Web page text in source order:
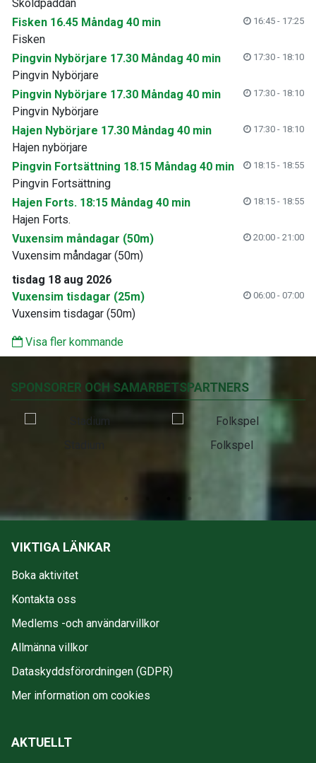
Sköldpaddan
Fisken 16.45 Måndag 40 min
16:45 - 17:25
Fisken
Pingvin Nybörjare 17.30 Måndag 40 min
17:30 - 18:10
Pingvin Nybörjare
Pingvin Nybörjare 17.30 Måndag 40 min
17:30 - 18:10
Pingvin Nybörjare
Hajen Nybörjare 17.30 Måndag 40 min
17:30 - 18:10
Hajen nybörjare
Pingvin Fortsättning 18.15 Måndag 40 min
18:15 - 18:55
Pingvin Fortsättning
Hajen Forts. 18:15 Måndag 40 min
18:15 - 18:55
Hajen Forts.
Vuxensim måndagar (50m)
20:00 - 21:00
Vuxensim måndagar (50m)
tisdag 18 aug 2026
Vuxensim tisdagar (25m)
06:00 - 07:00
Vuxensim tisdagar (50m)
Visa fler kommande
SPONSORER OCH SAMARBETSPARTNERS
Folkspel
VIKTIGA LÄNKAR
Boka aktivitet
Kontakta oss
Medlems -och användarvillkor
Allmänna villkor
Dataskyddsförordningen (GDPR)
Mer information om cookies
AKTUELLT